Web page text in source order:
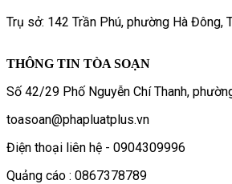
Trụ sở: 142 Trần Phú, phường Hà Đông,
THÔNG TIN TÒA SOẠN
Số 42/29 Phố Nguyễn Chí Thanh,
toasoan@phapluatplus.vn
Điện thoại liên hệ - 0904309996
Quảng cáo : 0867378789